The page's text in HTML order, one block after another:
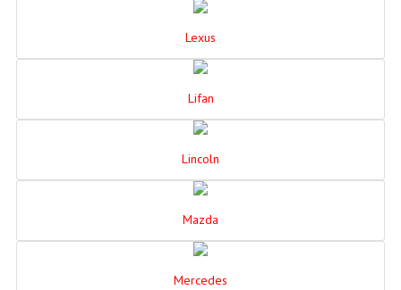
Lexus
Lifan
Lincoln
Mazda
Mercedes